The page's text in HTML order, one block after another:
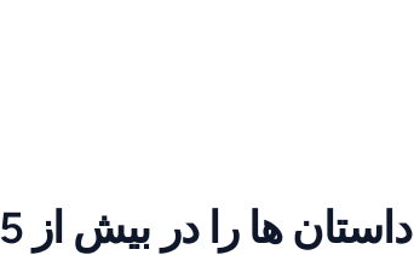
داستان ها را در بیش از 75 زبان یاد بگیرید